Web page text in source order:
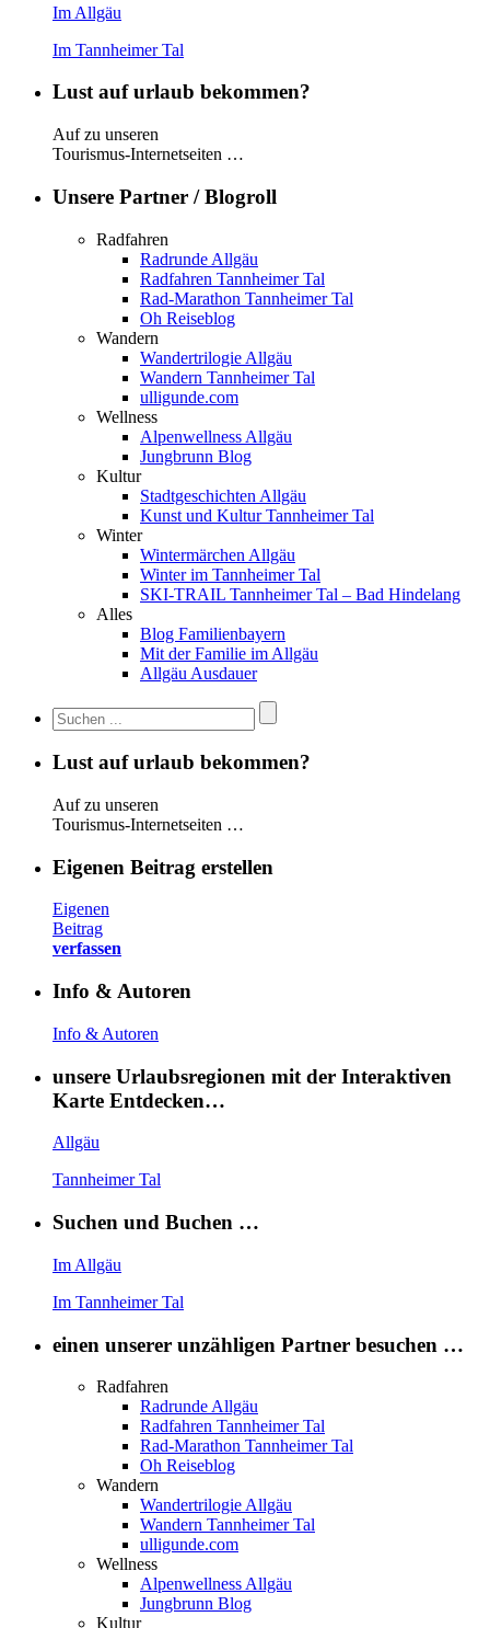
Im Allgäu
Im Tannheimer Tal
Lust auf urlaub bekommen?
Auf zu unseren
Tourismus-Internetseiten …
Unsere Partner / Blogroll
Radfahren
Radrunde Allgäu
Radfahren Tannheimer Tal
Rad-Marathon Tannheimer Tal
Oh Reiseblog
Wandern
Wandertrilogie Allgäu
Wandern Tannheimer Tal
ulligunde.com
Wellness
Alpenwellness Allgäu
Jungbrunn Blog
Kultur
Stadtgeschichten Allgäu
Kunst und Kultur Tannheimer Tal
Winter
Wintermärchen Allgäu
Winter im Tannheimer Tal
SKI-TRAIL Tannheimer Tal – Bad Hindelang
Alles
Blog Familienbayern
Mit der Familie im Allgäu
Allgäu Ausdauer
Lust auf urlaub bekommen?
Auf zu unseren
Tourismus-Internetseiten …
Eigenen Beitrag erstellen
Eigenen
Beitrag
verfassen
Info & Autoren
Info & Autoren
unsere Urlaubsregionen mit der Interaktiven
Karte Entdecken…
Allgäu
Tannheimer Tal
Suchen und Buchen …
Im Allgäu
Im Tannheimer Tal
einen unserer unzähligen Partner besuchen …
Radfahren
Radrunde Allgäu
Radfahren Tannheimer Tal
Rad-Marathon Tannheimer Tal
Oh Reiseblog
Wandern
Wandertrilogie Allgäu
Wandern Tannheimer Tal
ulligunde.com
Wellness
Alpenwellness Allgäu
Jungbrunn Blog
Kultur